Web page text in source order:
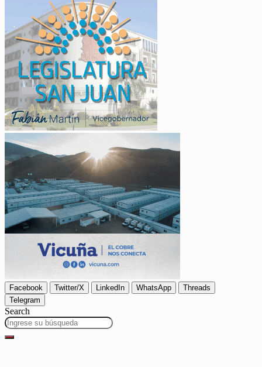
Facebook Twitter/X LinkedIn WhatsApp
Threads
Telegram
Search